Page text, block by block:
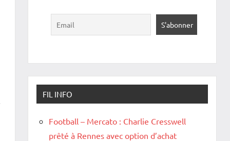
FIL INFO
Football – Mercato : Charlie Cresswell
prêté à Rennes avec option d’achat